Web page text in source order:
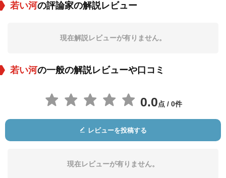
役：Lord Paunceton
役：Olympic Select
レー
Doris Goddard
若い河の評論家の解説レビュー
現在解説レビューが有りません。
若い河の一般の解説レビューや口コミ
0.0点 / 0件
レビューを投稿する
現在レビューが有りません。